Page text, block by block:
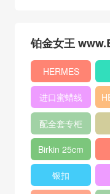
铂金女王
HERMES
进口蜜蜡线
配全套专柜
原版包装
Birkin 25cm
银扣